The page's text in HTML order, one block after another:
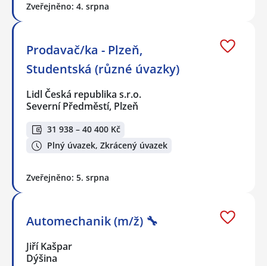
Zveřejněno: 4. srpna
Prodavač/ka - Plzeň,
Studentská (různé úvazky)
Lidl Česká republika s.r.o.
Severní Předměstí, Plzeň
31 938 – 40 400 Kč
Plný úvazek, Zkrácený úvazek
Zveřejněno: 5. srpna
Automechanik (m/ž) 🔧
Jiří Kašpar
Dýšina